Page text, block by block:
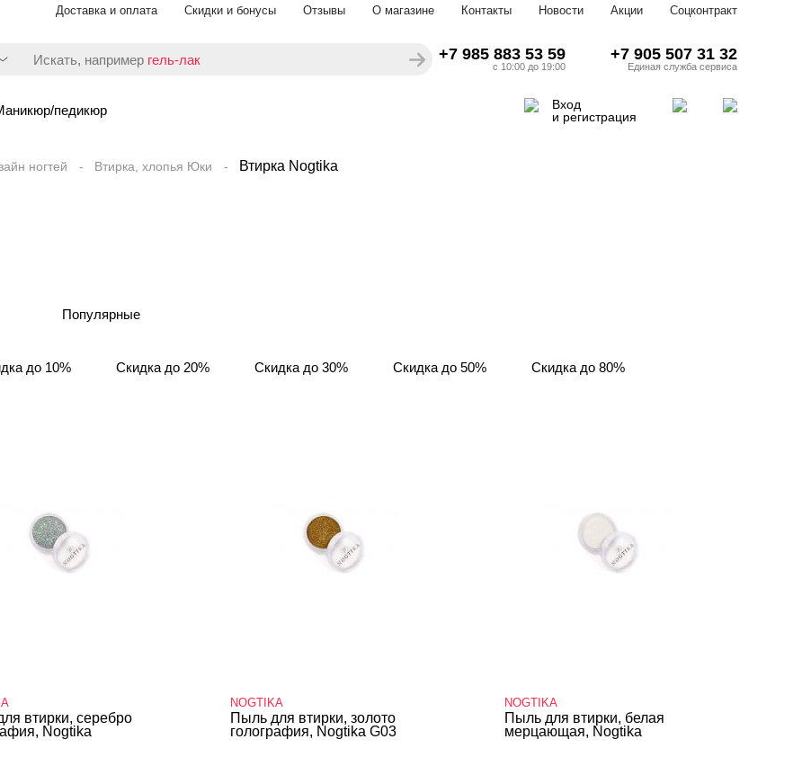
Доставка и оплата Скидки и бонусы Отзывы О магазине Контакты Новости Акции Соцконтракт
Искать, например гель-лак +7 985 883 53 59
с 10:00 до 19:00
+7 905 507 31 32
Единая служба сервиса
педикюр
Вход
и регистрация
ногтей Втирка, хлопья Юки Втирка Nogtika
Популярные
до 10% Скидка до 20% Скидка до 30% Скидка до 50% Скидка до 80%
втирки, серебро
Nogtika
NOGTIKA
Пыль для втирки, золото
голография, Nogtika G03
NOGTIKA
Пыль для втирки, белая
мерцающая, Nogtika